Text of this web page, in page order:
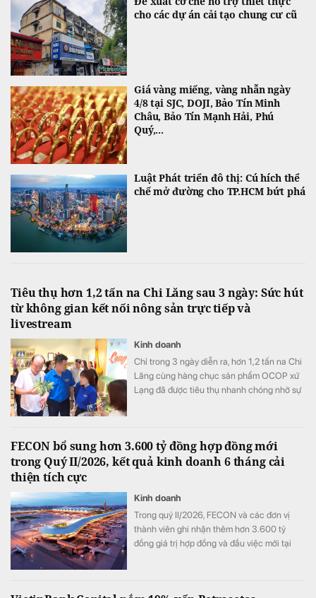
cho các dự án cải tạo chung cư cũ
Giá vàng miếng, vàng nhẫn ngày
4/8 tại SJC, DOJI, Bảo Tín Minh
Châu, Bảo Tín Mạnh Hải, Phú
Quý,...
Luật Phát triển đô thị: Cú hích thể
chế mở đường cho TP.HCM bứt phá
Tiêu thụ hơn 1,2 tấn na Chi Lăng sau 3 ngày: Sức hút
từ không gian kết nối nông sản trực tiếp và
livestream
Kinh doanh
Chỉ trong 3 ngày diễn ra, hơn 1,2 tấn na Chi
Lăng cùng hàng chục sản phẩm OCOP xứ
Lạng đã được tiêu thụ nhanh chóng nhờ sự
FECON bổ sung hơn 3.600 tỷ đồng hợp đồng mới
trong Quý II/2026, kết quả kinh doanh 6 tháng cải
thiện tích cực
Kinh doanh
Trong quý II/2026, FECON và các đơn vị
thành viên ghi nhận thêm hơn 3.600 tỷ
đồng giá trị hợp đồng và đầu việc mới tại